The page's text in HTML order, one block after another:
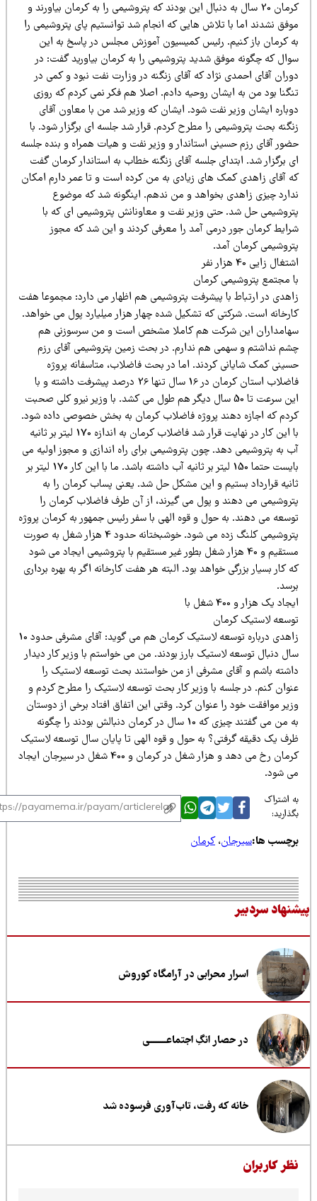
کرمان 20 سال به دنبال این بودند که پتروشیمی را به کرمان بیاورند و
نشدند اما با تلاش هایی که انجام شد توانستیم پای پتروشیمی را
کرمان باز کنیم. رئیس کمیسیون آموزش مجلس در پاسخ به این
که چگونه موفق شدید پتروشیمی را به کرمان بیاورید گفت: در
آقای احمدی نژاد که آقای زنگنه در وزارت نفت نبود و کمی در
بود من به ایشان روحیه دادم. اصلا هم فکر نمی کردم که روزی
ایشان وزیر نفت شود. ایشان که وزیر شد من با معاون آقای
بحث پتروشیمی را مطرح کردم. قرار شد جلسه ای برگزار شود. با
آقای رزم حسینی استاندار و وزیر نفت و هیات همراه و بنده جلسه
برگزار شد. ابتدای جلسه آقای زنگنه خطاب به استاندار کرمان گفت
آقای زاهدی کمک های زیادی به من کرده است و تا عمر دارم امکان
چیزی زاهدی بخواهد و من ندهم. اینگونه شد که موضوع
حل شد. حتی وزیر نفت و معاونانش پتروشیمی ای که با
کرمان جور درمی آمد را معرفی کردند و این شد که مجوز
کرمان آمد.
زایی 40 هزار نفر
مجتمع پتروشیمی کرمان
در ارتباط با پیشرفت پتروشیمی هم اظهار می دارد: مجموعا هفت
است. شرکتی که تشکیل شده چهار هزار میلیارد پول می خواهد.
این شرکت هم کاملا مشخص است و من سرسوزنی هم
نداشتم و سهمی هم ندارم. در بحث زمین پتروشیمی آقای رزم
کمک شایانی کردند. اما در بحث فاضلاب، متاسفانه پروژه
فاضلاب استان کرمان در 16 سال تنها 26 درصد پیشرفت داشته و با
این سرعت تا 50 سال دیگر هم طول می کشد. با وزیر نیرو کلی صحبت
که اجازه دهند پروژه فاضلاب کرمان به بخش خصوصی داده شود.
با این کار در نهایت قرار شد فاضلاب کرمان به اندازه 170 لیتر بر ثانیه
به پتروشیمی دهد. چون پتروشیمی برای راه اندازی و مجوز اولیه می
بایست حتما 150 لیتر بر ثانیه آب داشته باشد. ما با این کار 170 لیتر بر
قرارداد بستیم و این مشکل حل شد. یعنی پساب کرمان را به
می دهند و پول می گیرند، از آن طرف فاضلاب کرمان را
می دهند. به حول و قوه الهی با سفر رئیس جمهور به کرمان پروژه
پتروشیمی کلنگ زده می شود. خوشبختانه حدود 4 هزار شغل به صورت
مستقیم و 40 هزار شغل بطور غیر مستقیم با پتروشیمی ایجاد می شود
کار بسیار بزرگی خواهد بود. البته هر هفت کارخانه اگر به بهره برداری
یک هزار و 400 شغل با
لاستیک کرمان
زاهدی درباره توسعه لاستیک کرمان هم می گوید: آقای مشرفی حدود 10
دنبال توسعه لاستیک بارز بودند. من می خواستم با وزیر کار دیدار
باشم و آقای مشرفی از من خواستند بحث توسعه لاستیک را
کنم. در جلسه با وزیر کار بحث توسعه لاستیک را مطرح کردم و
موافقت خود را عنوان کرد. وقتی این اتفاق افتاد برخی از دوستان
به من می گفتند چیزی که 10 سال در کرمان دنبالش بودند را چگونه
یک دقیقه گرفتی؟ به حول و قوه الهی تا پایان سال توسعه لاستیک
کرمان رخ می دهد و هزار شغل در کرمان و 400 شغل در سیرجان ایجاد
شود.
اشتراک
ها:سیرجان،کرمان
سردبیر
اسرار محرابی در آرامگاه کوروش
در حصار انگِ اجتماعــــــــی
خانه که رفت، تاب‌آوری فرسوده شد
کاربران